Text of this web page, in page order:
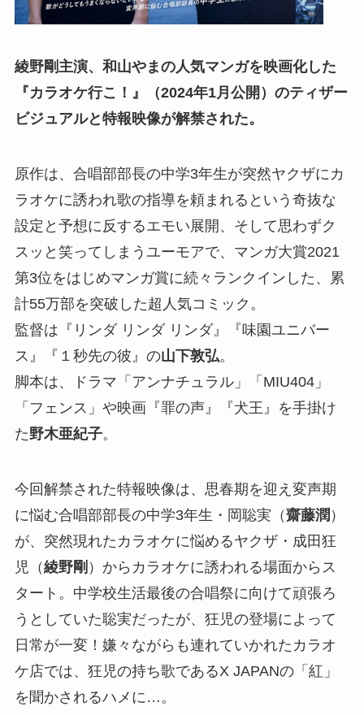
綾野剛主演、和山やまの人気マンガを映画化した
『カラオケ行こ！』（2024年1月公開）のティザー
ビジュアルと特報映像が解禁された。
原作は、合唱部部長の中学3年生が突然ヤクザにカ
ラオケに誘われ歌の指導を頼まれるという奇抜な
設定と予想に反するエモい展開、そして思わずク
スッと笑ってしまうユーモアで、マンガ大賞2021
第3位をはじめマンガ賞に続々ランクインした、累
計55万部を突破した超人気コミック。
監督は『リンダ リンダ リンダ』『味園ユニバー
ス』『１秒先の彼』の山下敦弘。
脚本は、ドラマ「アンナチュラル」「MIU404」
「フェンス」や映画『罪の声』『犬王』を手掛け
た野木亜紀子。
今回解禁された特報映像は、思春期を迎え変声期
に悩む合唱部部長の中学3年生・岡聡実（齋藤潤 ）
が、突然現れたカラオケに悩めるヤクザ・成田狂
児（綾野剛 ）からカラオケに誘われる場面からス
タート。中学校生活最後の合唱祭に向けて頑張ろ
うとしていた聡実だったが、狂児の登場によって
日常が一変！嫌々ながらも連れていかれたカラオ
ケ店では、狂児の持ち歌であるX JAPANの「紅」
を聞かされるハメに…。